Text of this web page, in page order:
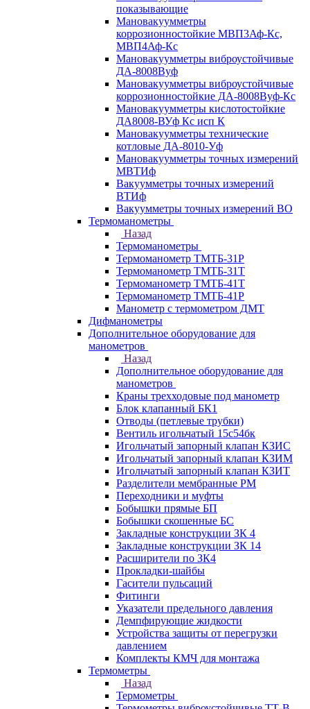
показывающие
Мановакуумметры
коррозионностойкие МВП3Аф-Кс,
МВП4Аф-Кс
Мановакуумметры виброустойчивые
ДА-8008Вуф
Мановакуумметры виброустойчивые
коррозионностойкие ДА-8008Вуф-Кс
Мановакуумметры кислотостойкие
ДА8008-ВУф Кс исп К
Мановакуумметры технические
котловые ДА-8010-Уф
Мановакуумметры точных измерений
МВТИф
Вакуумметры точных измерений
ВТИф
Вакуумметры точных измерений ВО
Термоманометры
Назад
Термоманометры
Термоманометр ТМТБ-31Р
Термоманометр ТМТБ-31Т
Термоманометр ТМТБ-41Т
Термоманометр ТМТБ-41Р
Манометр с термометром ДМТ
Дифманометры
Дополнительное оборудование для
манометров
Назад
Дополнительное оборудование для
манометров
Краны трехходовые под манометр
Блок клапанный БК1
Отводы (петлевые трубки)
Вентиль игольчатый 15с54бк
Игольчатый запорный клапан КЗИС
Игольчатый запорный клапан КЗИМ
Игольчатый запорный клапан КЗИТ
Разделители мембранные РМ
Переходники и муфты
Бобышки прямые БП
Бобышки скошенные БС
Закладные конструкции ЗК 4
Закладные конструкции ЗК 14
Расширители по ЗК4
Прокладки-шайбы
Гасители пульсаций
Фитинги
Указатели предельного давления
Демпфирующие жидкости
Устройства защиты от перегрузки
давлением
Комплекты КМЧ для монтажа
Термометры
Назад
Термометры